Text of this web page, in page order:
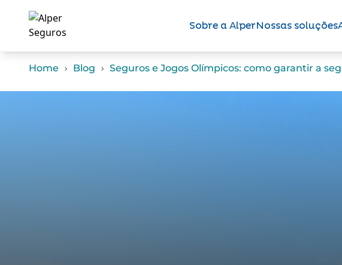
Sobre a AlperNossas soluções
Home Blog Seguros e Jogos Olímpicos: como garantir a